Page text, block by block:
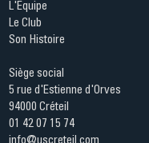
L'Equipe
Le Club
Son Histoire
Siège social
5 rue d'Estienne d'Orves
94000 Créteil
01 42 07 15 74